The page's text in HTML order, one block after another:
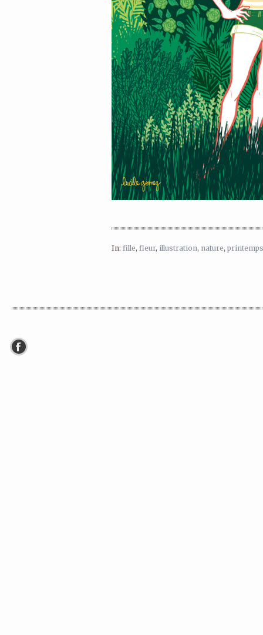
In: fille, fleur, illustration, nature, printemps